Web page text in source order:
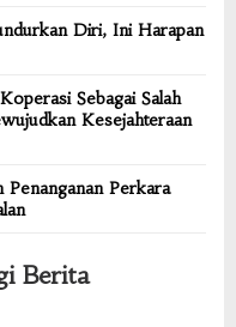
Diri, Ini Harapan
Sebagai Salah
Kesejahteraan
Penanganan Perkara
Berita